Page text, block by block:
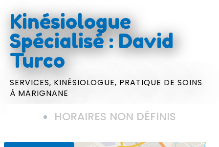
Kinésiologue
Spécialisé : David
Turco
SERVICES, KINÉSIOLOGUE, PRATIQUE DE SOINS
À MARIGNANE
HORAIRES NON DÉFINIS